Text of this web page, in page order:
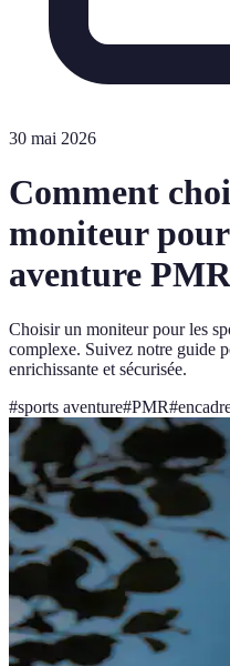
30 mai 2026
Comment
moniteur
aventure PMR
Choisir un moniteur pour les
complexe. Suivez notre guide
enrichissante et sécurisée.
#sports aventure#PMR#